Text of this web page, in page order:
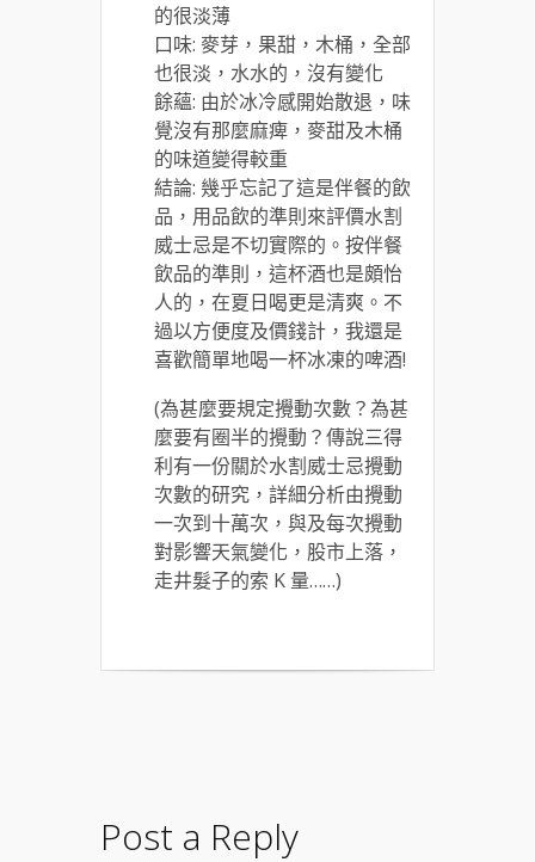
的很淡薄
口味: 麥芽，果甜，木桶，全部
也很淡，水水的，沒有變化
餘蘊: 由於冰冷感開始散退，味
覺沒有那麼麻痺，麥甜及木桶
的味道變得較重
結論: 幾乎忘記了這是伴餐的飲
品，用品飲的準則來評價水割
威士忌是不切實際的。按伴餐
飲品的準則，這杯酒也是頗怡
人的，在夏日喝更是清爽。不
過以方便度及價錢計，我還是
喜歡簡單地喝一杯冰凍的啤酒!
(為甚麼要規定攪動次數？為甚
麼要有圈半的攪動？傳說三得
利有一份關於水割威士忌攪動
次數的研究，詳細分析由攪動
一次到十萬次，與及每次攪動
對影響天氣變化，股市上落，
走井髮子的索 K 量……)
Post a Reply